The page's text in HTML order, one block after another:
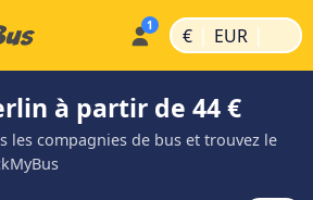
€ | EUR |
à partir de 44 €
les compagnies de bus et trouvez le